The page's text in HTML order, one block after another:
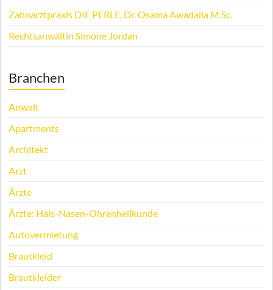
Zahnarztpraxis DIE PERLE, Dr. Osama Awadalla M.Sc.
Rechtsanwältin Simone Jordan
Branchen
Anwalt
Apartments
Architekt
Arzt
Ärzte
Ärzte: Hals-Nasen-Ohrenheilkunde
Autovermietung
Brautkleid
Brautkleider